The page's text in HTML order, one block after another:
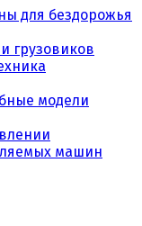
для бездорожья
грузовиков
модели
машин